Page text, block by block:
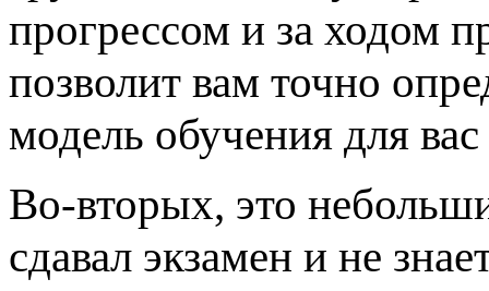
прогрессом и за ходом
позволит вам точно
модель обучения для
Во-вторых, это
сдавал экзамен и не